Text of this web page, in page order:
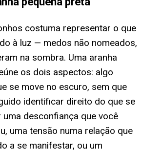
costuma representar o que
à luz — medos não nomeados,
na sombra. Uma aranha
os dois aspectos: algo
se move no escuro, sem que
identificar direito do que se
desconfiança que você
uma tensão numa relação que
a se manifestar, ou um